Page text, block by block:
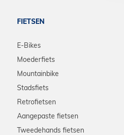
FIETSEN
E-Bikes
Moederfiets
Mountainbike
Stadsfiets
Retrofietsen
Aangepaste fietsen
Tweedehands fietsen